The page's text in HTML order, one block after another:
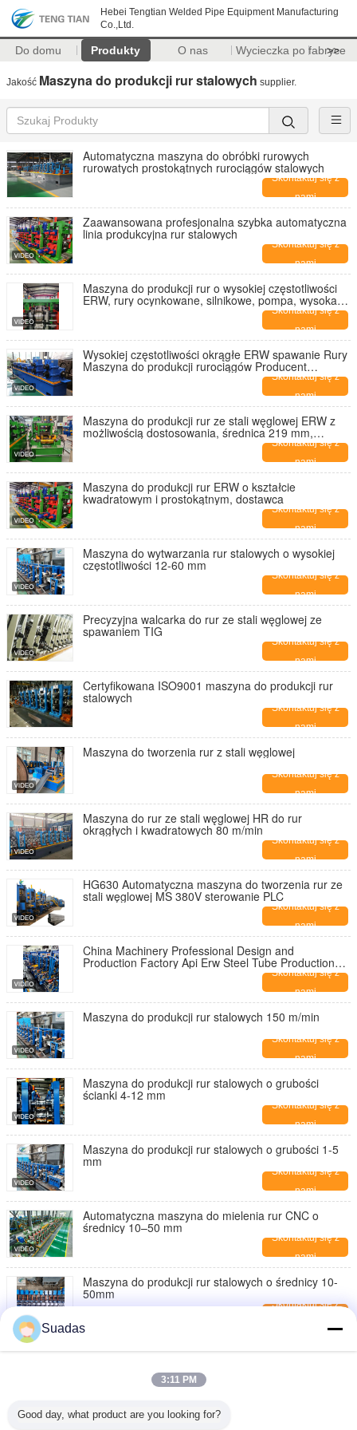
Hebei Tengtian Welded Pipe Equipment Manufacturing
Co.,Ltd.
Do domu Produkty O nas Wycieczka po fabryce
>>
Jakość Maszyna do produkcji rur stalowych supplier.
Automatyczna maszyna do obróbki rurowych
rurowatych prostokątnych rurociągów stalowych
Skontaktuj się z
nami
Zaawansowana profesjonalna szybka automatyczna
linia produkcyjna rur stalowych
Skontaktuj się z
nami
Maszyna do produkcji rur o wysokiej częstotliwości
ERW, rury ocynkowane, silnikowe, pompa, wysoka
wydajność, rury ze stali węglowej, maszyna do
Skontaktuj się z
nami
Wysokiej częstotliwości okrągłe ERW spawanie Rury
Maszyna do produkcji rurociągów Producent
Rurociągów z stali węglowej Rurociąg do rurociągów
Skontaktuj się z
nami
Maszyna do produkcji rur ze stali węglowej ERW z
możliwością dostosowania, średnica 219 mm,
maszyna do produkcji rur kwadratowych ze stali
ERW, maszyna do formowania końcówek rur
kwadratowych
Skontaktuj się z
nami
Maszyna do produkcji rur ERW o kształcie
kwadratowym i prostokątnym, dostawca
Skontaktuj się z
nami
Maszyna do wytwarzania rur stalowych o wysokiej
częstotliwości 12-60 mm
Skontaktuj się z
nami
Precyzyjna walcarka do rur ze stali węglowej ze
spawaniem TIG
Skontaktuj się z
nami
Certyfikowana ISO9001 maszyna do produkcji rur
stalowych
Skontaktuj się z
nami
Maszyna do tworzenia rur z stali węglowej
Skontaktuj się z
nami
Maszyna do rur ze stali węglowej HR do rur
okrągłych i kwadratowych 80 m/min
Skontaktuj się z
nami
HG630 Automatyczna maszyna do tworzenia rur ze
stali węglowej MS 380V sterowanie PLC
Skontaktuj się z
nami
China Machinery Professional Design and
Production Factory Api Erw Steel Tube Production
Mill Line 4-12mm Maszyna do wytwarzania rur o
Skontaktuj się z
nami
Maszyna do produkcji rur stalowych 150 m/min
Skontaktuj się z
nami
Maszyna do produkcji rur stalowych o grubości
ścianki 4-12 mm
Skontaktuj się z
nami
Maszyna do produkcji rur stalowych o grubości 1-5
mm
Skontaktuj się z
nami
Automatyczna maszyna do mielenia rur CNC o
średnicy 10–50 mm
Skontaktuj się z
nami
Maszyna do produkcji rur stalowych o średnicy 10-
50mm
Skontaktuj się z
W pełni automatyczna maszyna do mielenia rur
Automatyczna maszyna do mielenia rur stalowych w
Suadas
3:11 PM
Good day, what product are you looking for?